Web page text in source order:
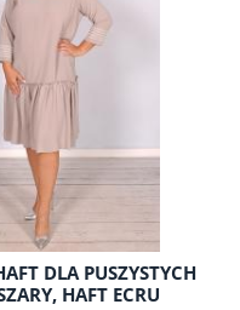
DLA PUSZYSTYCH
HAFT ECRU